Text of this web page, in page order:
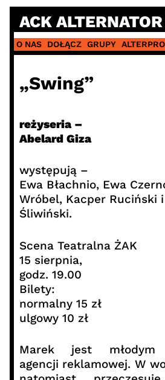
Skip
content
ACK ALTERNATOR
O NAS DOŁĄCZ GRUPY
„Swing”
reżyseria –
Abelard Giza
występują –
Ewa Błachnio, Ewa
Wróbel, Kacper Ruciński
Śliwiński.
Scena Teatralna ŻAK
15 sierpnia,
godz. 19.00
Bilety:
normalny 15 zł
ulgowy 10 zł
Marek jest młodym
agencji reklamowej. W